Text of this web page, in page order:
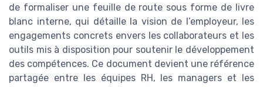
de formaliser une feuille de route sous forme de livre
blanc interne, qui détaille la vision de l’employeur, les
engagements concrets envers les collaborateurs et les
outils mis à disposition pour soutenir le développement
des compétences. Ce document devient une référence
partagée entre les équipes RH, les managers et les